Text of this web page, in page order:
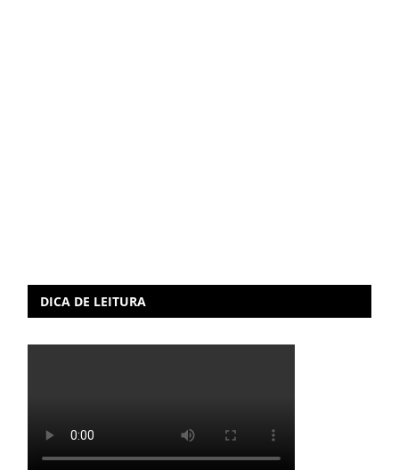
DICA DE LEITURA